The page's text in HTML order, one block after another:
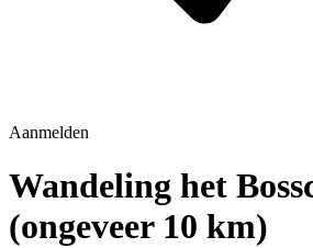
Aanmelden
Wandeling het
(ongeveer 10 km)